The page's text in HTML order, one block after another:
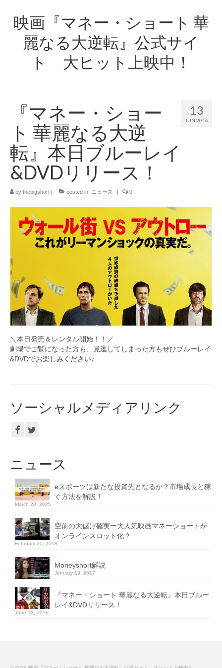
映画『マネー・ショート 華
麗なる大逆転』公式サイ
ト 大ヒット上映中！
13
JUN 2016
『マネー・ショー
ト 華麗なる大逆
転』本日ブルーレイ
&DVDリリース！
by thebigshort | posted in: ニュース | 0
＼本日発売＆レンタル開始！！／
劇場でご覧になった方も、見逃してしまった方もぜひブルーレイ
&DVDでお楽しみください♪
ソーシャルメディアリンク
ニュース
eスポーツは新たな投資先となるか？市場成長と稼
ぐ方法を解説！
March 20, 2025
空前の大儲け確実ー大人気映画マネーショートが
オンラインスロット化？
February 20, 2018
Moneyshort解説
January 13, 2017
『マネー・ショート 華麗なる大逆転』本日ブルー
レイ&DVDリリース！
June 13, 2016